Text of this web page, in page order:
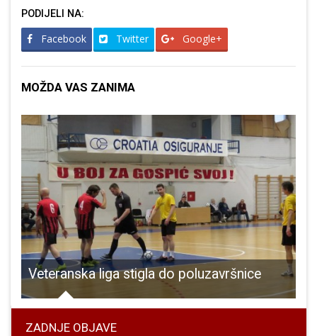
PODIJELI NA:
Facebook Twitter Google+
MOŽDA VAS ZANIMA
Veteranska liga stigla do poluzavršnice
ZADNJE OBJAVE